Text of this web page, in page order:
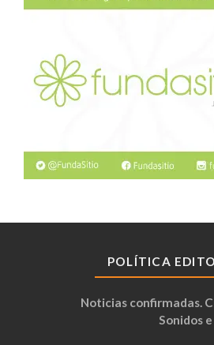
POLÍTICA
Noticias confirmadas.
Sonidos